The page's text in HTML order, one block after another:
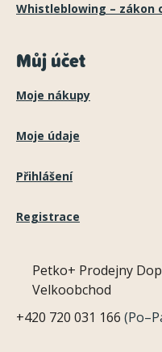
Whistleblowing – zákon
Můj účet
Moje nákupy
Moje údaje
Přihlášení
Registrace
Petko+ Prodejny
Velkoobchod
+420 720 031 166